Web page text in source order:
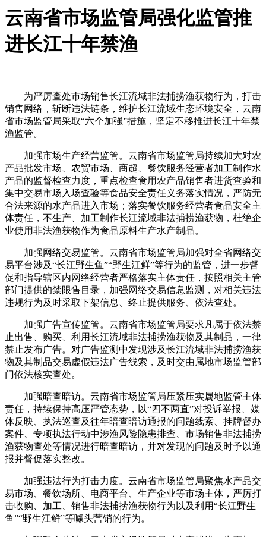
云南省市场监管局强化监管推
进长江十年禁渔
为严厉查处市场销售长江流域非法捕捞渔获物行为，打击
销售网络，斩断违法链条，维护长江流域生态环境安全，云南
省市场监管局采取“六个加强”措施，坚定不移推进长江十年禁
渔监管。
加强市场生产经营监管。云南省市场监管局持续加大对农
产品批发市场、农贸市场、商超、餐饮服务经营者加工制作水
产品的监督检查力度，重点检查食用农产品销售者进货查验和
集中交易市场入场查验等食品安全责任义务落实情况，严防无
合法来源的水产品进入市场；落实餐饮服务经营者食品安全主
体责任，不生产、加工制作长江流域非法捕捞渔获物，杜绝企
业使用非法渔获物作为食品原料生产水产制品。
加强网络交易监管。云南省市场监管局加强对全省网络交
易平台涉及“长江野生鱼”“野生江鲜”等行为的监管，进一步督
促和指导辖区内网络经营者严格落实主体责任，按照相关主管
部门提供的禁限售目录，加强网络交易信息监测，对相关违法
违规行为及时采取下架信息、终止提供服务、依法查处。
加强广告宣传监管。云南省市场监管局要求凡属于依法禁
止出售、购买、利用长江流域非法捕捞渔获物及其制品，一律
禁止发布广告。对广告监测中发现涉及长江流域非法捕捞渔获
物及其制品交易虚假违法广告线索，及时交由属地市场监管部
门依法核实查处。
加强暗查暗访。云南省市场监管局压紧压实属地监管主体
责任，持续保持高压严管态势，以“四不两直”对投诉举报、媒
体反映、执法巡查及往年暗查暗访通报的问题线索、挂牌督办
案件、专项执法行动中涉渔风险隐患排查、市场销售非法捕捞
渔获物查处等情况进行暗查暗访，并对发现的问题及时予以通
报并督促落实整改。
加强违法行为打击力度。云南省市场监管局聚焦水产品交
易市场、餐饮场所、电商平台、生产企业等市场主体，严厉打
击收购、加工、销售非法捕捞渔获物行为以及利用“长江野生
鱼”“野生江鲜”等噱头营销的行为。